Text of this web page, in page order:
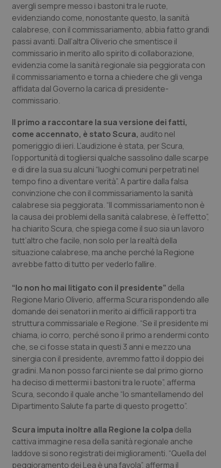
Lombardia
Marche
Molise
Piemonte
Provincia Autonoma di Trento
Puglia
Sardegna
Sicilia
Toscana
Umbria
Valle D’Aosta
Veneto
Dolore
Donna & Salute
Epatiti
HIV
Ipertensione & Scompenso
Malattie rare
Malattia di Crohn & Rettocolite Ulcerosa
Neuroscienze & patologie neurodegenerative
Obesità
Oftalmologia
Oncodermatologia
Oncoematologia
Oncologia & Nutrizione
Psoriasi & pelle
Quotidiano Cardiologia
Quotidiano Oncologia
avergli sempre messo i bastoni tra le ruote,
evidenziando come, nonostante questo, la sanità
calabrese, con il commissariamento, abbia fatto grandi
passi avanti. Dall’altra Oliverio che smentisce il
commissario in merito allo spirito di collaborazione,
evidenzia come la sanità regionale sia peggiorata con
il commissariamento e torna a chiedere che gli venga
affidata dal Governo la carica di presidente-
commissario.
Il primo a raccontare la sua versione dei fatti,
come accennato, è stato Scura, audito nel
pomeriggio di ieri. L’audizione è stata, per Scura,
l’opportunità di togliersi qualche sassolino dalle scarpe
e di dire la sua su alcuni “luoghi comuni perpetrati nel
tempo fino a diventare verità”. A partire dalla falsa
convinzione che con il commissariamento la sanità
calabrese sia peggiorata. “Il commissariamento non è
la causa dei problemi della sanità calabrese, è l’effetto”,
ha chiarito Scura, che spiega come il suo sia un lavoro
tutt’altro che facile, non solo per la realtà della
situazione calabrese, ma anche perché la Regione
avrebbe fatto di tutto per vederlo fallire.
“Io non ho mai litigato con il presidente” della
Regione Mario Oliverio, afferma Scura rispondendo alle
domande dei senatori in merito ai difficili rapporti tra
struttura commissariale e Regione. “Se il presidente mi
chiama, io corro, perché sono il primo a rendermi conto
che, se ci fosse stata in questi 3 anni e mezzo una
sinergia con il presidente, avremmo fatto il doppio dei
gradini. Ma non posso farci niente se dal primo giorno
ha deciso di mettermi i bastoni tra le ruote”, afferma
Scura, secondo il quale anche “lo smantellamendo del
Dipartimento Salute fa parte di questo progetto”.
Scura imputa inoltre alla Regione la colpa della
cattiva immagine resa della sanità regionale anche
laddove si sono registrati dei miglioramenti. “Quella del
peggioramento dei Lea è una favola”, afferma il